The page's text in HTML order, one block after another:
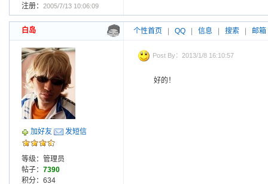
注册： 2005/7/13 10:06:09
白岛 个性首页 QQ 信息 搜索 邮箱
加好友 发短信
等级：管理员
帖子： 7390
积分：634
Post By：2013/1/8 16:10:57
好的！